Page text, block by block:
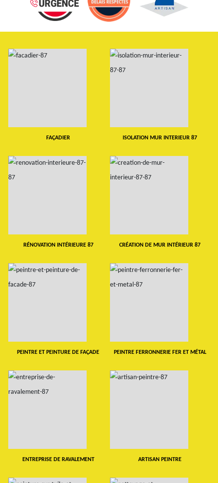
FAÇADIER ISOLATION MUR INTERIEUR 87
RÉNOVATION INTÉRIEURE 87 CRÉATION DE MUR INTÉRIEUR 87
PEINTRE ET PEINTURE DE FAÇADE PEINTRE FERRONNERIE FER ET MÉTAL
ENTREPRISE DE RAVALEMENT ARTISAN PEINTRE